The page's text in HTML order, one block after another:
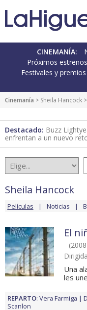
CINEMANÍA:
Próximos estrenos
Festivales y premios
Cinemanía > Sheila Hancock
Destacado: Buzz
enfrentan a un nuevo
Sheila Hancock
Películas Noticias
El
Una
les une
REPARTO: Vera Farmiga
Scanlon